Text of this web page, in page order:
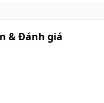
& Đánh giá